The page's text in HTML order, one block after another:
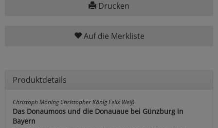
Drucken
Auf die Merkliste
Produktdetails
Christoph Moning Christopher König Felix Weiß
Das Donaumoos und die Donauaue bei Günzburg in
Bayern